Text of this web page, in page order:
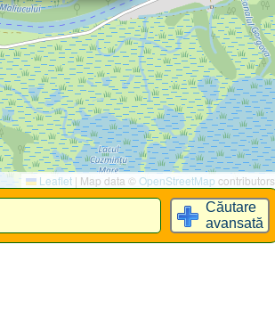
Leaflet | Map data ©OpenStreetMap contributors
Căutare
avansată